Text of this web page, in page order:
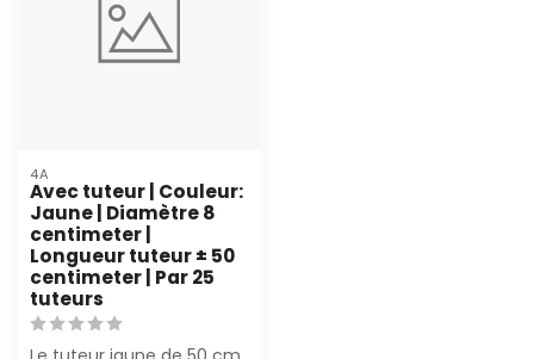
4A
Avec tuteur | Couleur:
Jaune | Diamètre 8
centimeter |
Longueur tuteur ± 50
centimeter | Par 25
tuteurs